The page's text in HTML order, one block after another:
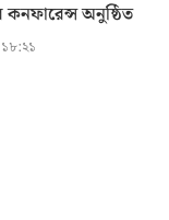
কনফারেন্স অনুষ্ঠিত